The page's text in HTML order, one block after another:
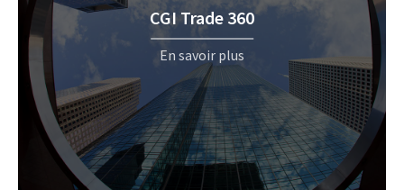
CGI Trade 360
En savoir plus